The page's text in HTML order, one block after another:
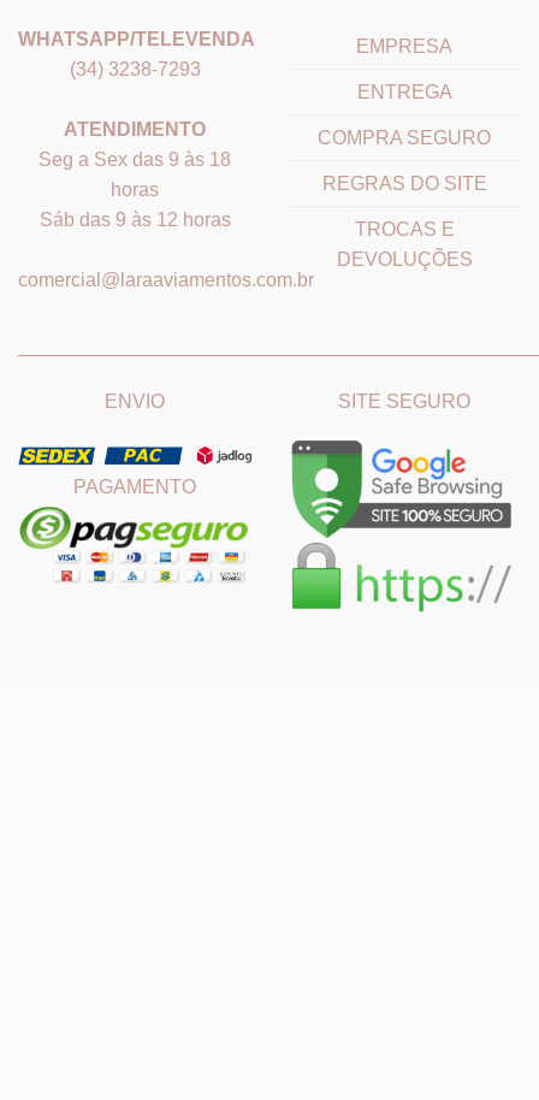
WHATSAPP/TELEVENDA
(34) 3238-7293
ATENDIMENTO
Seg a Sex das 9 às 18
horas
Sáb das 9 às 12 horas
comercial@laraaviamentos.com.br
EMPRESA
ENTREGA
COMPRA SEGURO
REGRAS DO SITE
TROCAS E
DEVOLUÇÕES
ENVIO
PAGAMENTO
SITE SEGURO